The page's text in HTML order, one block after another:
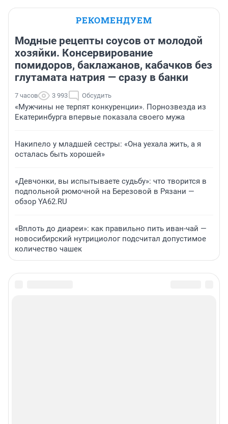
РЕКОМЕНДУЕМ
Модные рецепты соусов от молодой
хозяйки. Консервирование
помидоров, баклажанов, кабачков без
глутамата натрия — сразу в банки
7 часов 3 993 Обсудить
«Мужчины не терпят конкуренции». Порнозвезда из
Екатеринбурга впервые показала своего мужа
Накипело у младшей сестры: «Она уехала жить, а я
осталась быть хорошей»
«Девчонки, вы испытываете судьбу»: что творится в
подпольной рюмочной на Березовой в Рязани —
обзор YA62.RU
«Вплоть до диареи»: как правильно пить иван-чай —
новосибирский нутрициолог подсчитал допустимое
количество чашек